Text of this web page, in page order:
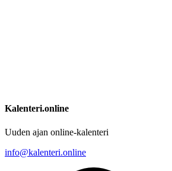
Kalenteri.online
Uuden ajan online-kalenteri
info@kalenteri.online